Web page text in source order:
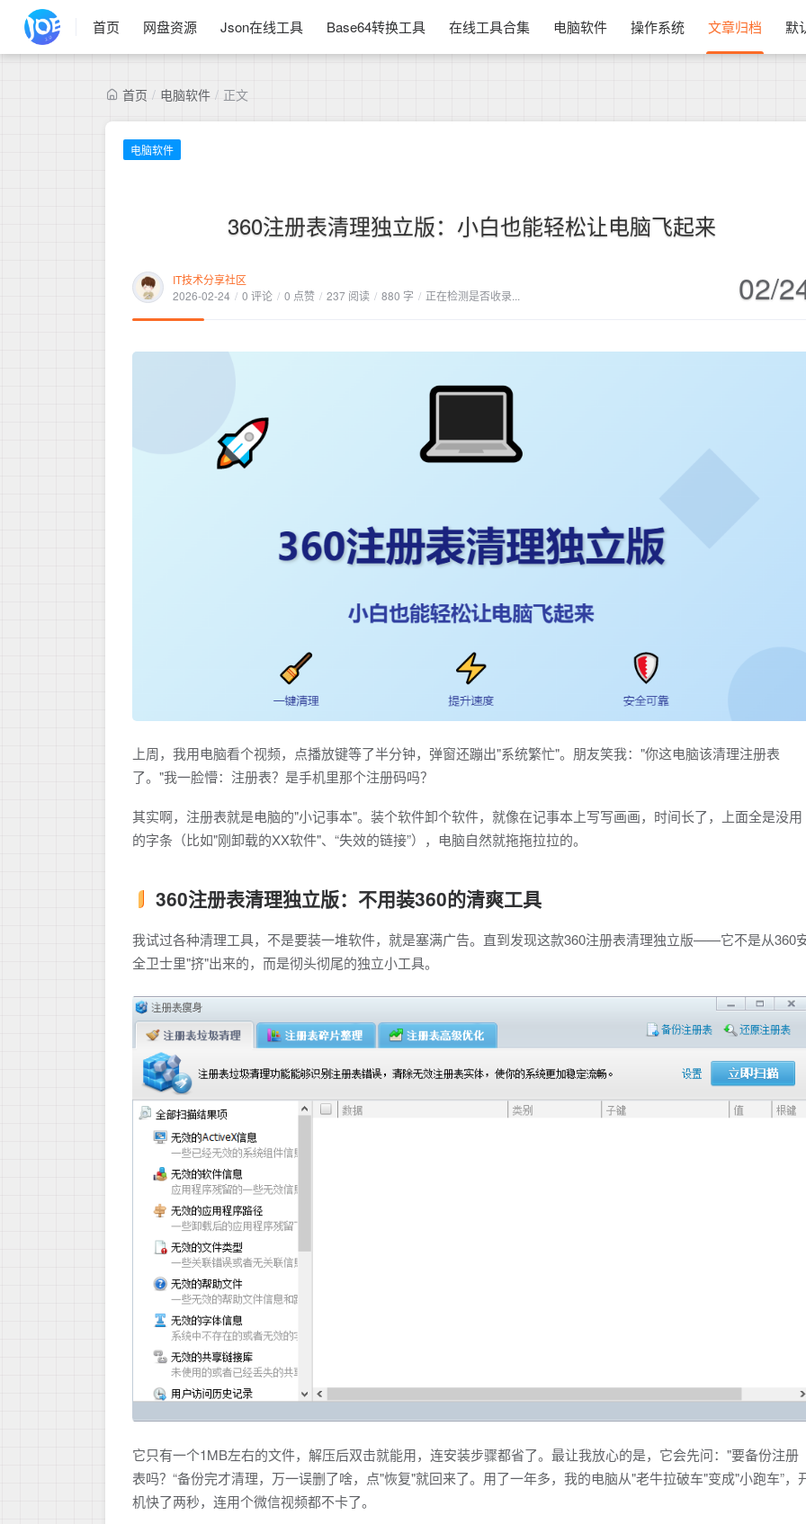
首页 网盘资源 Json在线工具 Base64转换工具 在线工具合集 电脑软件 操作系统 文章归档 默
首页 / 电脑软件 / 正文
电脑软件
360注册表清理独立版：小白也能轻松让电脑飞起来
IT技术分享社区
2026-02-24 / 0 评论 / 0 点赞 / 237 阅读 / 880 字 / 正在检测是否收录... 02/
上周，我用电脑看个视频，点播放键等了半分钟，弹窗还蹦出"系统繁忙"。朋友笑我："你这电脑该清理注册表
了。"我一脸懵：注册表？是手机里那个注册码吗？
其实啊，注册表就是电脑的"小记事本"。装个软件卸个软件，就像在记事本上写写画画，时间长了，上面全是没用
的字条（比如"刚卸载的XX软件"、“失效的链接”），电脑自然就拖拖拉拉的。
360注册表清理独立版：不用装360的清爽工具
我试过各种清理工具，不是要装一堆软件，就是塞满广告。直到发现这款360注册表清理独立版——它不是从360
全卫士里"挤"出来的，而是彻头彻尾的独立小工具。
它只有一个1MB左右的文件，解压后双击就能用，连安装步骤都省了。最让我放心的是，它会先问："要备份注册
表吗？“备份完才清理，万一误删了啥，点"恢复"就回来了。用了一年多，我的电脑从"老牛拉破车"变成"小跑车”，
机快了两秒，连用个微信视频都不卡了。